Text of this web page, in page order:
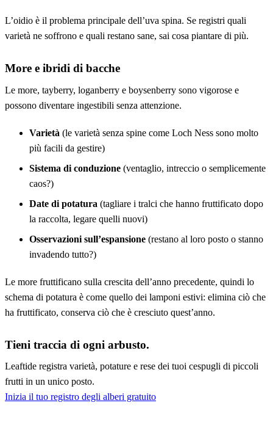
L’oidio è il problema principale dell’uva spina. Se registri quali
varietà ne soffrono e quali restano sane, sai cosa piantare di più.
More e ibridi di bacche
Le more, tayberry, loganberry e boysenberry sono vigorose e
possono diventare ingestibili senza attenzione.
Varietà (le varietà senza spine come Loch Ness sono molto
più facili da gestire)
Sistema di conduzione (ventaglio, intreccio o semplicemente
caos?)
Date di potatura (tagliare i tralci che hanno fruttificato dopo
la raccolta, legare quelli nuovi)
Osservazioni sull’espansione (restano al loro posto o stanno
invadendo tutto?)
Le more fruttificano sulla crescita dell’anno precedente, quindi lo
schema di potatura è come quello dei lamponi estivi: elimina ciò che
ha fruttificato, conserva ciò che è cresciuto quest’anno.
Tieni traccia di ogni arbusto.
Leaftide registra varietà, potature e rese dei tuoi cespugli di piccoli
frutti in un unico posto.
Inizia il tuo registro degli alberi gratuito